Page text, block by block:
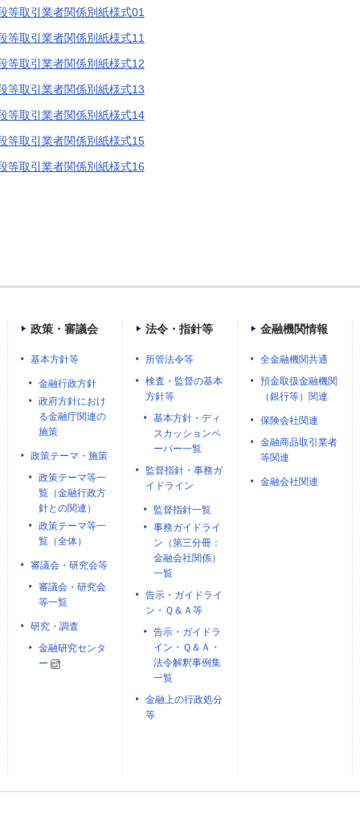
等取引業者関係別紙様式01
等取引業者関係別紙様式11
等取引業者関係別紙様式12
等取引業者関係別紙様式13
等取引業者関係別紙様式14
等取引業者関係別紙様式15
等取引業者関係別紙様式16
政策・審議会
基本方針等
金融行政方針
政府方針におけ
る金融庁関連の
施策
政策テーマ・施策
政策テーマ等一
覧（金融行政方
針との関連）
政策テーマ等一
覧（全体）
審議会・研究会等
審議会・研究会
等一覧
研究・調査
金融研究センタ
ー
法令・指針等
所管法令等
検査・監督の基本
方針等
基本方針・ディ
スカッションペ
ーパー一覧
監督指針・事務ガ
イドライン
監督指針一覧
事務ガイドライ
ン（第三分冊：
金融会社関係）
一覧
告示・ガイドライ
ン・Ｑ＆Ａ等
告示・ガイドラ
イン・Ｑ＆Ａ・
法令解釈事例集
一覧
金融上の行政処分
等
金融機関情報
全金融機関共通
預金取扱金融機関
（銀行等）関連
保険会社関連
金融商品取引業者
等関連
金融会社関連